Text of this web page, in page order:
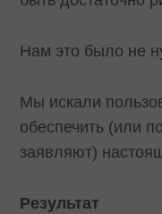
Нам это было не
Мы искали
обеспечить (или
заявляют)
Результат